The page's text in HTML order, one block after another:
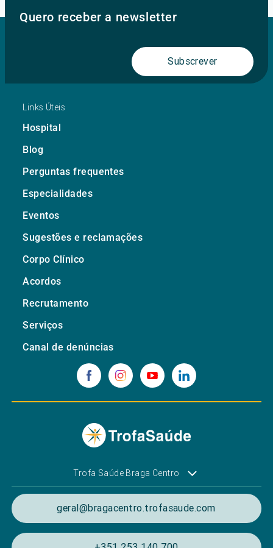
Quero receber a newsletter
Subscrever
Links Úteis
Hospital
Blog
Perguntas frequentes
Especialidades
Eventos
Sugestões e reclamações
Corpo Clínico
Acordos
Recrutamento
Serviços
Canal de denúncias
Trofa Saúde Braga Centro
geral@bragacentro.trofasaude.com